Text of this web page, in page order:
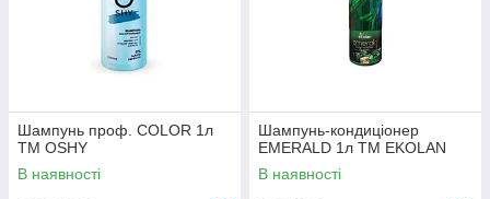
Шампунь проф. COLOR 1л
ТМ OSHY
В наявності
Шампунь-кондиціонер
EMERALD 1л ТМ EKOLAN
В наявності